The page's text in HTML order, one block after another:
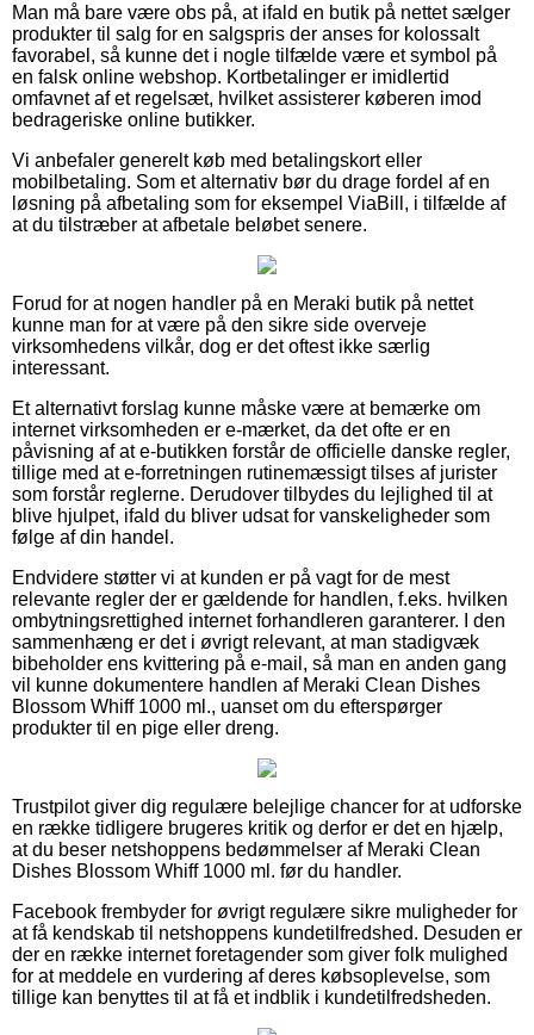
Man må bare være obs på, at ifald en butik på nettet sælger
produkter til salg for en salgspris der anses for kolossalt
favorabel, så kunne det i nogle tilfælde være et symbol på
en falsk online webshop. Kortbetalinger er imidlertid
omfavnet af et regelsæt, hvilket assisterer køberen imod
bedrageriske online butikker.
Vi anbefaler generelt køb med betalingskort eller
mobilbetaling. Som et alternativ bør du drage fordel af en
løsning på afbetaling som for eksempel ViaBill, i tilfælde af
at du tilstræber at afbetale beløbet senere.
Forud for at nogen handler på en Meraki butik på nettet
kunne man for at være på den sikre side overveje
virksomhedens vilkår, dog er det oftest ikke særlig
interessant.
Et alternativt forslag kunne måske være at bemærke om
internet virksomheden er e-mærket, da det ofte er en
påvisning af at e-butikken forstår de officielle danske regler,
tillige med at e-forretningen rutinemæssigt tilses af jurister
som forstår reglerne. Derudover tilbydes du lejlighed til at
blive hjulpet, ifald du bliver udsat for vanskeligheder som
følge af din handel.
Endvidere støtter vi at kunden er på vagt for de mest
relevante regler der er gældende for handlen, f.eks. hvilken
ombytningsrettighed internet forhandleren garanterer. I den
sammenhæng er det i øvrigt relevant, at man stadigvæk
bibeholder ens kvittering på e-mail, så man en anden gang
vil kunne dokumentere handlen af Meraki Clean Dishes
Blossom Whiff 1000 ml., uanset om du efterspørger
produkter til en pige eller dreng.
Trustpilot giver dig regulære belejlige chancer for at udforske
en række tidligere brugeres kritik og derfor er det en hjælp,
at du beser netshoppens bedømmelser af Meraki Clean
Dishes Blossom Whiff 1000 ml. før du handler.
Facebook frembyder for øvrigt regulære sikre muligheder for
at få kendskab til netshoppens kundetilfredshed. Desuden er
der en række internet foretagender som giver folk mulighed
for at meddele en vurdering af deres købsoplevelse, som
tillige kan benyttes til at få et indblik i kundetilfredsheden.